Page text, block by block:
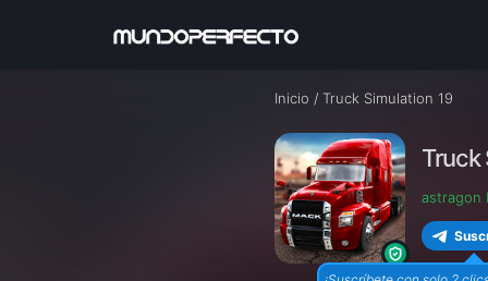
Inicio / Truck Simulation 19
Truck
astragon